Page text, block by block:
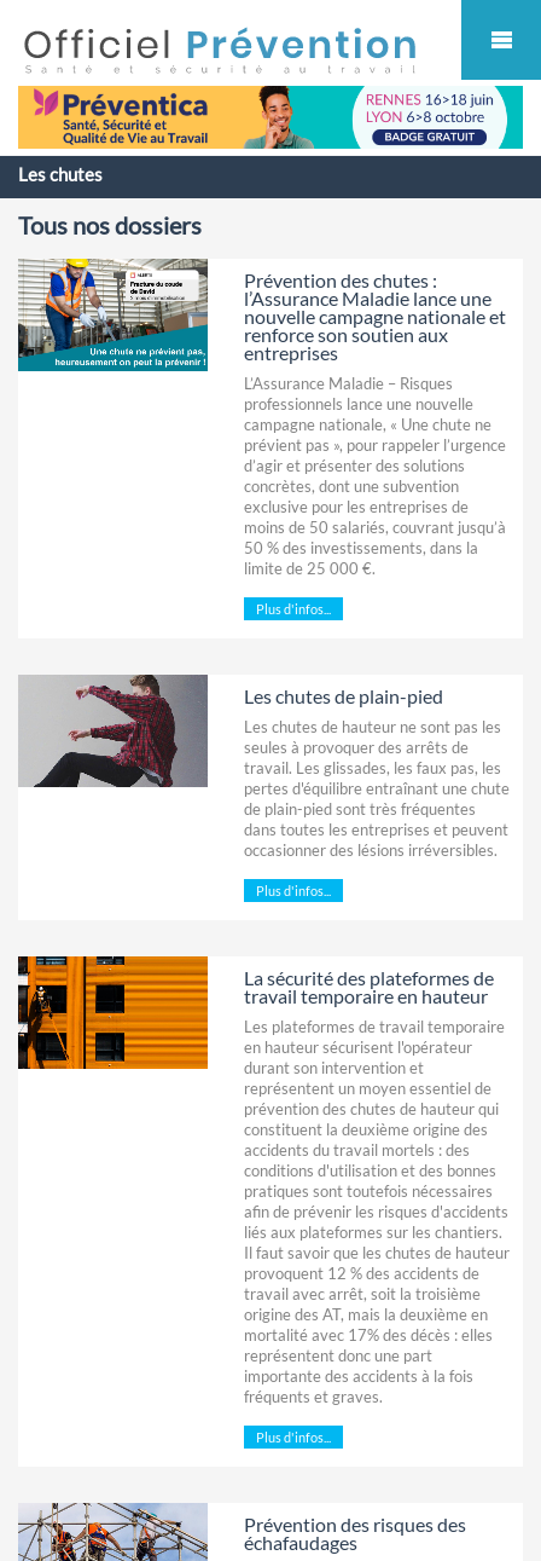
Les chutes
Tous nos dossiers
Prévention des chutes :
l’Assurance Maladie lance une
nouvelle campagne nationale et
renforce son soutien aux
entreprises
L’Assurance Maladie – Risques
professionnels lance une nouvelle
campagne nationale, « Une chute ne
prévient pas », pour rappeler l’urgence
d’agir et présenter des solutions
concrètes, dont une subvention
exclusive pour les entreprises de
moins de 50 salariés, couvrant jusqu’à
50 % des investissements, dans la
limite de 25 000 €.
Plus d'infos...
Les chutes de plain-pied
Les chutes de hauteur ne sont pas les
seules à provoquer des arrêts de
travail. Les glissades, les faux pas, les
pertes d'équilibre entraînant une chute
de plain-pied sont très fréquentes
dans toutes les entreprises et peuvent
occasionner des lésions irréversibles.
Plus d'infos...
La sécurité des plateformes de
travail temporaire en hauteur
Les plateformes de travail temporaire
en hauteur sécurisent l'opérateur
durant son intervention et
représentent un moyen essentiel de
prévention des chutes de hauteur qui
constituent la deuxième origine des
accidents du travail mortels : des
conditions d'utilisation et des bonnes
pratiques sont toutefois nécessaires
afin de prévenir les risques d'accidents
liés aux plateformes sur les chantiers.
Il faut savoir que les chutes de hauteur
provoquent 12 % des accidents de
travail avec arrêt, soit la troisième
origine des AT, mais la deuxième en
mortalité avec 17% des décès : elles
représentent donc une part
importante des accidents à la fois
fréquents et graves.
Plus d'infos...
Prévention des risques des
échafaudages